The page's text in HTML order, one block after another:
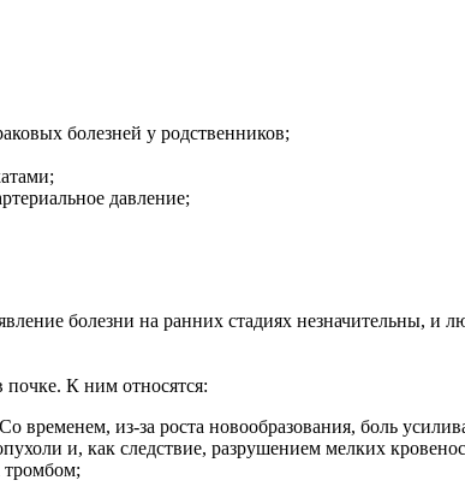
болезней у родственников;
давление;
болезни на ранних стадиях незначительны, и
К ним относятся:
из-за роста новообразования, боль
и, как следствие, разрушением мелких
тромбом;